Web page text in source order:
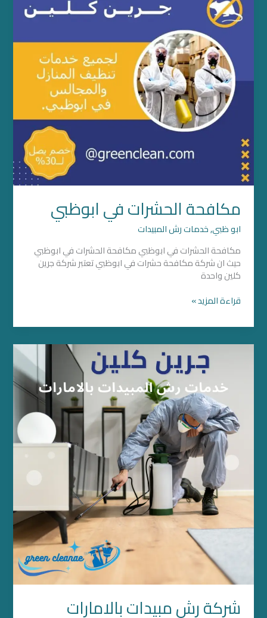
مكافحة الحشرات في ابوظبي
ابو ظبي,خدمات رش المبيدات
مكافحة الحشرات في ابوظبي مكافحة الحشرات في ابوظبي
حيث ان شركة مكافحة حشرات في ابوظبي تعتبر شركة جرين
كلين واحدة
قراءة المزيد »
شركة رش مبيدات بالامارات
بالامارات